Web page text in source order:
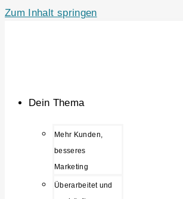
Zum Inhalt springen
Dein Thema
Mehr Kunden,
besseres
Marketing
Überarbeitet und